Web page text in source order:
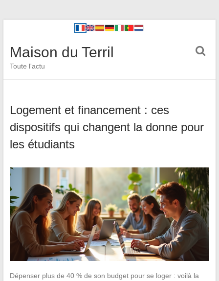
Maison du Terril
Toute l'actu
Logement et financement : ces
dispositifs qui changent la donne pour
les étudiants
Dépenser plus de 40 % de son budget pour se loger : voilà la